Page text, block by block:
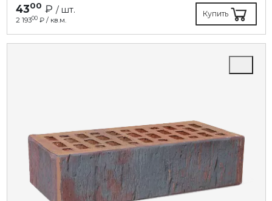
4300 ₽ / шт.
2 19300₽ / кв.м.
Купить